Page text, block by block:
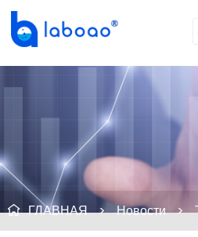
 ГЛАВНАЯ > Новости >